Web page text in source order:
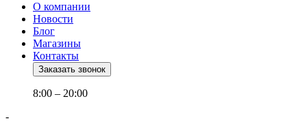
О компании
Новости
Блог
Магазины
Контакты
Заказать звонок
8:00 – 20:00
-